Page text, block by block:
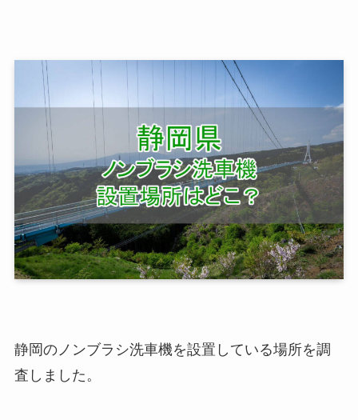
静岡のノンブラシ洗車機を設置している場所を調
査しました。